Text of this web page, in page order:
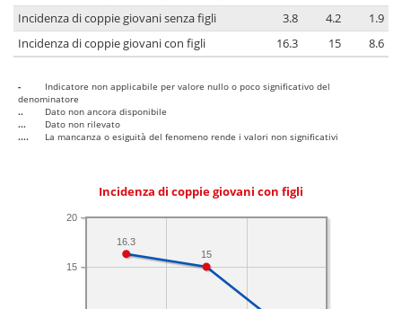
Incidenza di coppie giovani senza figli
3.8 4.2
1.9
Incidenza di coppie giovani con figli
16.3 15 8.6
-
Indicatore non applicabile per valore nullo o poco significativo del
denominatore
..
Dato non ancora disponibile
...
Dato non rilevato
....
La mancanza o esiguità del fenomeno rende i valori non significativi
Incidenza di coppie giovani con figli
15
20
15
16.3